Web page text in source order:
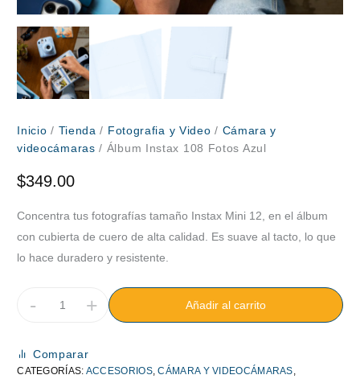
Inicio / Tienda / Fotografia y Video / Cámara y
videocámaras / Álbum Instax 108 Fotos Azul
$349.00
Concentra tus fotografías tamaño Instax Mini 12, en el álbum
con cubierta de cuero de alta calidad. Es suave al tacto, lo que
lo hace duradero y resistente.
+
- Añadir al carrito
Comparar
CATEGORÍAS: ACCESORIOS,CÁMARA Y VIDEOCÁMARAS,